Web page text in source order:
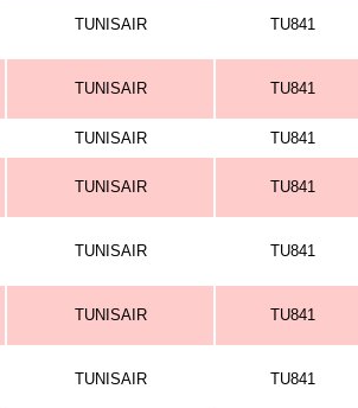
TUNISAIR TU841
TUNISAIR TU841
TUNISAIR TU841
TUNISAIR TU841
TUNISAIR TU841
TUNISAIR TU841
TUNISAIR TU841